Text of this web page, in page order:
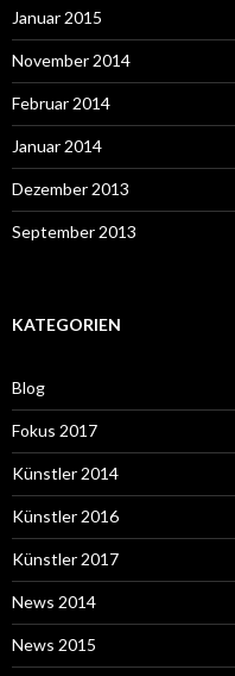
Januar 2015
November 2014
Februar 2014
Januar 2014
Dezember 2013
September 2013
KATEGORIEN
Blog
Fokus 2017
Künstler 2014
Künstler 2016
Künstler 2017
News 2014
News 2015